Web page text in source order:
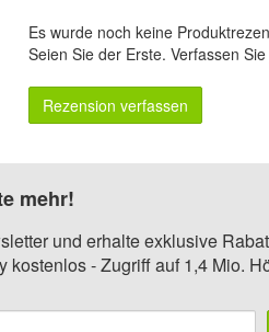
Es wurde noch keine
Seien Sie der Erste. Verfassen
Rezension verfassen
mehr!
und erhalte exklusive
kostenlos - Zugriff auf 1,4 Mio.